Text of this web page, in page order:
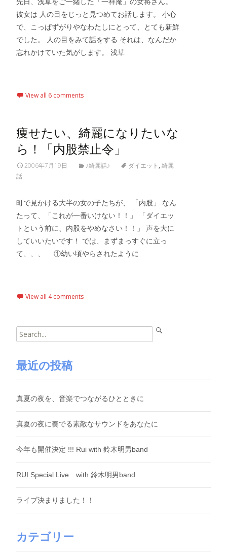
彼女は 人の目をじっと見つめてお話します。 小心
で、こっぱずがりやなわたしにとって、とても新鮮
でした。 人の目をみて話をする それは、なんだか
忘れかけていた気がします。 浅草
View all 6 comments
痩せたい、綺麗になりたいな
ら！「内股禁止令」
2006年7月19日 ♪綺麗話♪ ダイエット , 綺麗
話
町で見かける大半の女の子たちが、 「内股」 なん
たって、「これが一番いけない！！」 「ダイエッ
トという前に、内股をやめなさい！！」 声を大に
していいたいです！ では、まずまっすぐに立っ
て、、、 ①幼い頃やらされたように
View all 4 comments
Search
for:
最近の投稿
真夏の夜を、音楽でつながるひとときに
真夏の夜に奏でる素敵なサウンドをあなたに
今年も開催決定 !!! Rui with 鈴木明男band
RUI Special Live with 鈴木明男band
ライブ決まりました！！
カテゴリー